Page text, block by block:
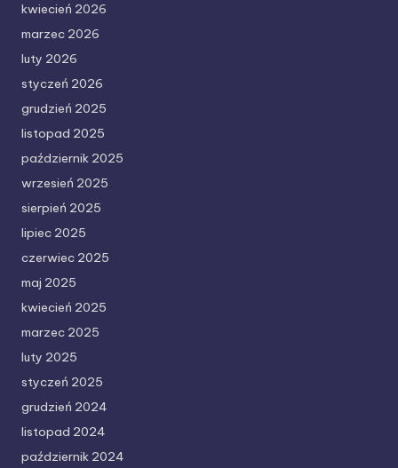
kwiecień 2026
marzec 2026
luty 2026
styczeń 2026
grudzień 2025
listopad 2025
październik 2025
wrzesień 2025
sierpień 2025
lipiec 2025
czerwiec 2025
maj 2025
kwiecień 2025
marzec 2025
luty 2025
styczeń 2025
grudzień 2024
listopad 2024
październik 2024